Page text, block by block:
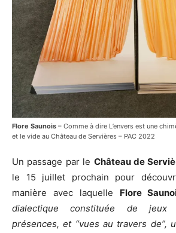
Flore Saunois – Comme à dire L’envers est une
et le vide au Château de Servières – PAC 2022
Un passage par le Château de
le 15 juillet prochain pour
manière avec laquelle Flore
dialectique constituée de jeux
présences, et “vues au travers de”,